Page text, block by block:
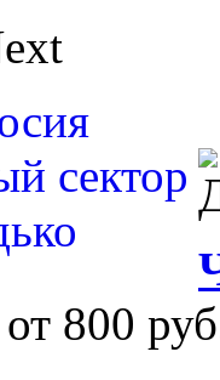
от 800